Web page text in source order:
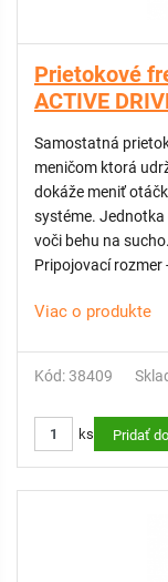
Prietokové
ACTIVE
Samostatná
meničom ktorá
dokáže meniť
systéme.
voči behu na
Pripojovací rozmer
Viac o produkte
Kód: 38409
ks Pridať